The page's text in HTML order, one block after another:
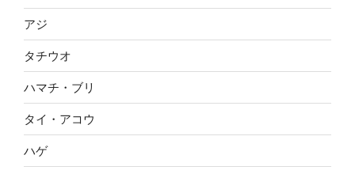
アジ
タチウオ
ハマチ・ブリ
タイ・アコウ
ハゲ